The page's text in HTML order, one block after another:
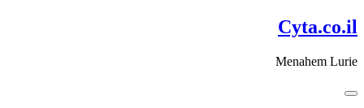
דלג
לתוכן
Cyta.co.il
Menahem Lurie